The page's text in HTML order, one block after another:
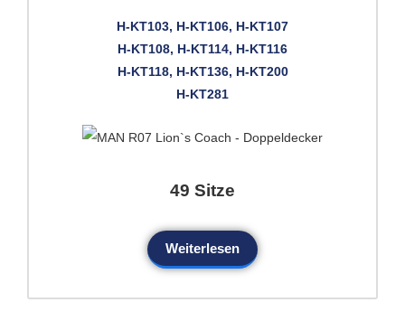
H-KT103, H-KT106, H-KT107
H-KT108, H-KT114, H-KT116
H-KT118, H-KT136, H-KT200
H-KT281
49 Sitze
Weiterlesen